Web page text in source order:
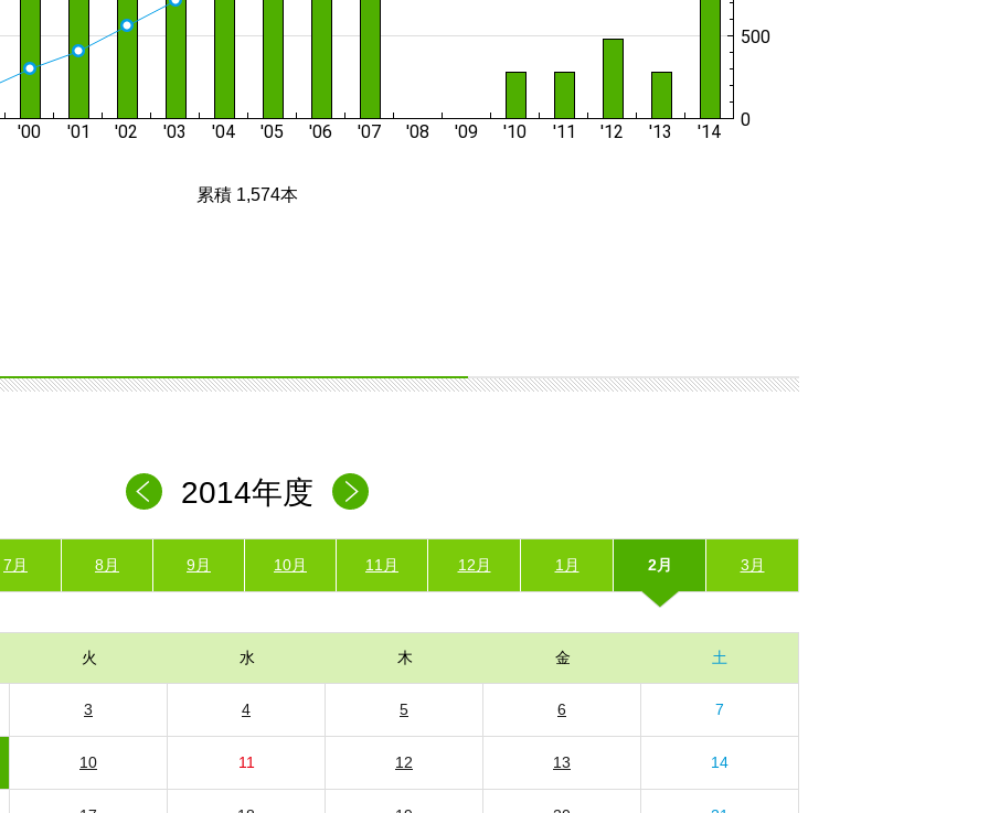
累積 1,574本
2014年度
7月 8月 9月 10月 11月 12月 1月 2月 3月
火 水 木 金 土
3 4 5 6 7
10 11 12 13 14